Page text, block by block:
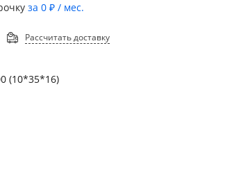
за0 ₽ / мес.
Рассчитать доставку
(10*35*16)